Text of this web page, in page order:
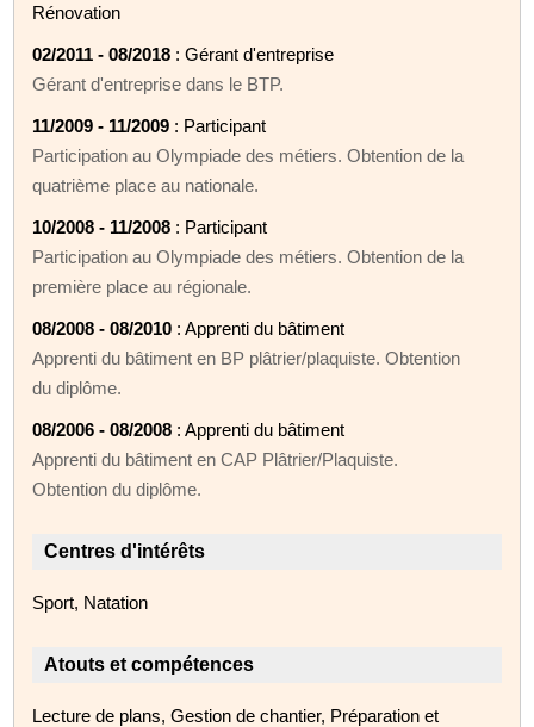
Rénovation
02/2011 - 08/2018 : Gérant d'entreprise
Gérant d'entreprise dans le BTP.
11/2009 - 11/2009 : Participant
Participation au Olympiade des métiers. Obtention de la
quatrième place au nationale.
10/2008 - 11/2008 : Participant
Participation au Olympiade des métiers. Obtention de la
première place au régionale.
08/2008 - 08/2010 : Apprenti du bâtiment
Apprenti du bâtiment en BP plâtrier/plaquiste. Obtention
du diplôme.
08/2006 - 08/2008 : Apprenti du bâtiment
Apprenti du bâtiment en CAP Plâtrier/Plaquiste.
Obtention du diplôme.
Centres d'intérêts
Sport, Natation
Atouts et compétences
Lecture de plans, Gestion de chantier, Préparation et